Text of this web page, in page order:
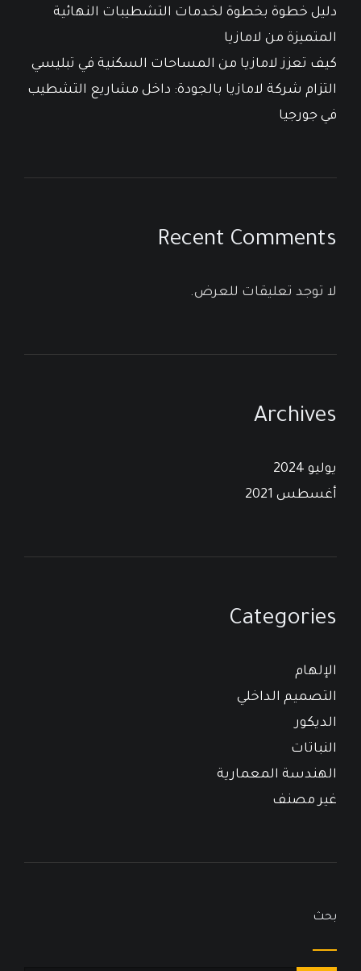
دليل خطوة بخطوة لخدمات التشطيبات النهائية
المتميزة من لامازيا
كيف تعزز لامازيا من المساحات السكنية في تبليسي
التزام شركة لامازيا بالجودة: داخل مشاريع التشطيب
في جورجيا
Recent Comments
لا توجد تعليقات للعرض.
Archives
يوليو 2024
أغسطس 2021
Categories
الإلهام
التصميم الداخلي
الديكور
النباتات
الهندسة المعمارية
غير مصنف
بحث